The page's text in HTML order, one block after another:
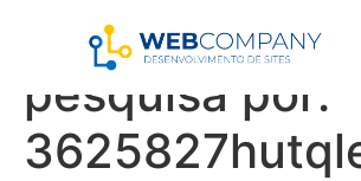
Resultados da
pesquisa por: